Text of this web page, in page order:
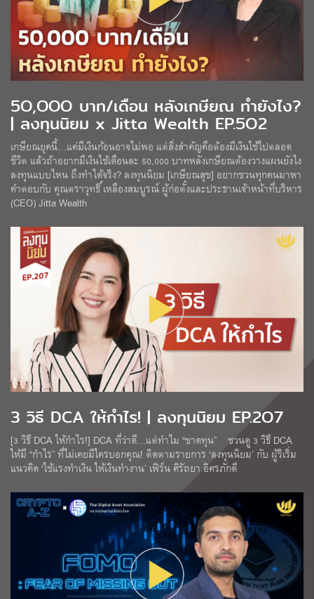
5O,OOO บาท/เดือน หลังเกษียณ ทำยังไง?
| ลงทุนนิยม x Jitta Wealth EP.5O2
เกษียณยุคนี้…แค่มีเงินก้อนอาจไม่พอ แต่สิ่งสำคัญคือต้องมีเงินใช้ไปตลอด
ชีวิต แล้วถ้าอยากมีเงินใช้เดือนละ 50,000 บาทหลังเกษียณต้องวางแผนยังไง
ลงทุนแบบไหน ถึงทำได้จริง? ลงทุนนิยม [เกษียณสุข] อยากชวนทุกคนมาหา
คำตอบกับ คุณตราวุทธิ์ เหลืองสมบูรณ์ ผู้ก่อตั้งและประธานเจ้าหน้าที่บริหาร
(CEO) Jitta Wealth
3 วิธี DCA ให้กำไร! | ลงทุนนิยม EP.2O7
[3 วิธี DCA ให้กำไร!] DCA ที่ว่าดี…แต่ทำไม “ขาดทุน” ชวนดู 3 วิธี DCA
ให้มี “กำไร” ที่ไม่เคยมีใครบอกคุณ! ติดตามรายการ ‘ลงทุนนิยม’ กับ ผู้ริเริ่ม
แนวคิด ‘ใช้แรงทำเงิน ให้เงินทำงาน’ เฟิร์น ศิรัถยา อิศรภักดี